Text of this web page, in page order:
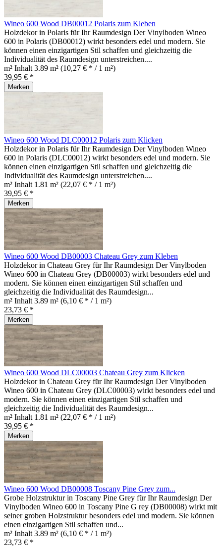
Wineo 600 Wood DB00012 Polaris zum Kleben
Holzdekor in Polaris für Ihr Raumdesign Der Vinylboden Wineo
600 in Polaris (DB00012) wirkt besonders edel und modern. Sie
können einen einzigartigen Stil schaffen und gleichzeitig die
Individualität des Raumdesign unterstreichen....
m² Inhalt 3.89 m² (10,27 € * / 1 m²)
39,95 € *
Merken
Wineo 600 Wood DLC00012 Polaris zum Klicken
Holzdekor in Polaris für Ihr Raumdesign Der Vinylboden Wineo
600 in Polaris (DLC00012) wirkt besonders edel und modern. Sie
können einen einzigartigen Stil schaffen und gleichzeitig die
Individualität des Raumdesign unterstreichen....
m² Inhalt 1.81 m² (22,07 € * / 1 m²)
39,95 € *
Merken
Wineo 600 Wood DB00003 Chateau Grey zum Kleben
Holzdekor in Chateau Grey für Ihr Raumdesign Der Vinylboden
Wineo 600 in Chateau Grey (DB00003) wirkt besonders edel und
modern. Sie können einen einzigartigen Stil schaffen und
gleichzeitig die Individualität des Raumdesign...
m² Inhalt 3.89 m² (6,10 € * / 1 m²)
23,73 € *
Merken
Wineo 600 Wood DLC00003 Chateau Grey zum Klicken
Holzdekor in Chateau Grey für Ihr Raumdesign Der Vinylboden
Wineo 600 in Chateau Grey (DLC00003) wirkt besonders edel und
modern. Sie können einen einzigartigen Stil schaffen und
gleichzeitig die Individualität des Raumdesign...
m² Inhalt 1.81 m² (22,07 € * / 1 m²)
39,95 € *
Merken
Wineo 600 Wood DB00008 Toscany Pine Grey zum...
Grobe Holzstruktur in Toscany Pine Grey für Ihr Raumdesign Der
Vinylboden Wineo 600 in Toscany Pine G rey (DB00008) wirkt mit
seiner groben Holzstruktur besonders edel und modern. Sie können
einen einzigartigen Stil schaffen und...
m² Inhalt 3.89 m² (6,10 € * / 1 m²)
23,73 € *